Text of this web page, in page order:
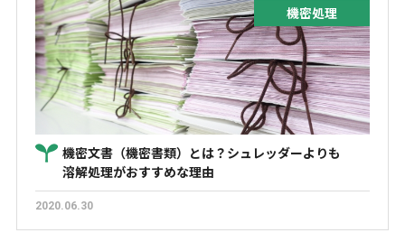
機密処理
機密文書（機密書類）とは？シュレッダーよりも
溶解処理がおすすめな理由
2020.06.30